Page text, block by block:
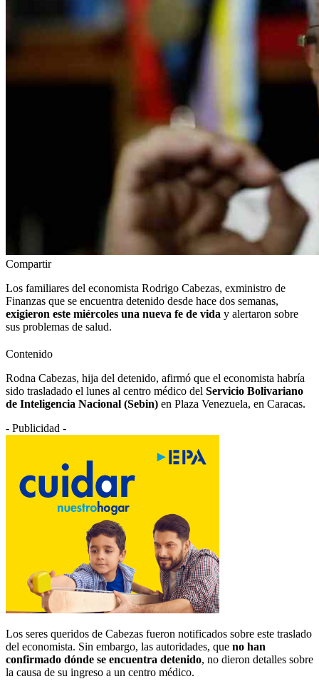
Compartir
Los familiares del economista Rodrigo Cabezas, exministro de
Finanzas que se encuentra detenido desde hace dos semanas,
exigieron este miércoles una nueva fe de vida y alertaron sobre
sus problemas de salud.
Contenido
Rodna Cabezas, hija del detenido, afirmó que el economista habría
sido trasladado el lunes al centro médico del Servicio Bolivariano
de Inteligencia Nacional (Sebin) en Plaza Venezuela, en Caracas.
- Publicidad -
Los seres queridos de Cabezas fueron notificados sobre este traslado
del economista. Sin embargo, las autoridades, que no han
confirmado dónde se encuentra detenido, no dieron detalles sobre
la causa de su ingreso a un centro médico.